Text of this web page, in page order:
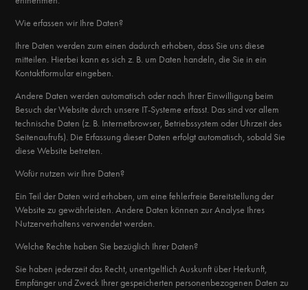
Wie erfassen wir Ihre Daten?
Ihre Daten werden zum einen dadurch erhoben, dass Sie uns diese
mitteilen. Hierbei kann es sich z. B. um Daten handeln, die Sie in ein
Kontaktformular eingeben.
Andere Daten werden automatisch oder nach Ihrer Einwilligung beim
Besuch der Website durch unsere IT-Systeme erfasst. Das sind vor allem
technische Daten (z. B. Internetbrowser, Betriebssystem oder Uhrzeit des
Seitenaufrufs). Die Erfassung dieser Daten erfolgt automatisch, sobald Sie
diese Website betreten.
Wofür nutzen wir Ihre Daten?
Ein Teil der Daten wird erhoben, um eine fehlerfreie Bereitstellung der
Website zu gewährleisten. Andere Daten können zur Analyse Ihres
Nutzerverhaltens verwendet werden.
Welche Rechte haben Sie bezüglich Ihrer Daten?
Sie haben jederzeit das Recht, unentgeltlich Auskunft über Herkunft,
Empfänger und Zweck Ihrer gespeicherten personenbezogenen Daten zu